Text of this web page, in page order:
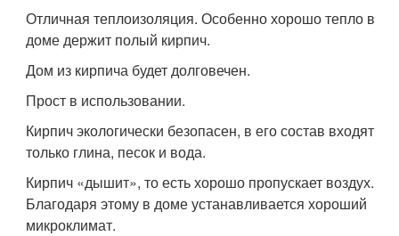
Отличная теплоизоляция. Особенно хорошо тепло в
доме держит полый кирпич.
Дом из кирпича будет долговечен.
Прост в использовании.
Кирпич экологически безопасен, в его состав входят
только глина, песок и вода.
Кирпич «дышит», то есть хорошо пропускает воздух.
Благодаря этому в доме устанавливается хороший
микроклимат.